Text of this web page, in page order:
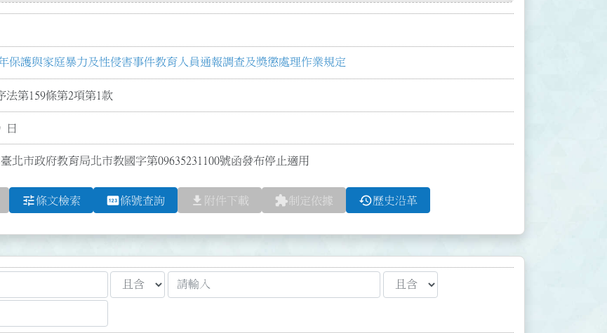
保護與家庭暴力及性侵害事件教育人員通報調查及獎懲處理作業規定
法第159條第2項第1款
日
北市政府教育局北市教國字第09635231100號函發布停止適用
tune條文檢索 pin條號查詢 file_download 附件下載 extension制定依據 history歷史沿革